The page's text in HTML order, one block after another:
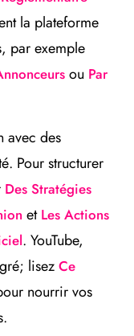
la plateforme
par exemple
ou Par
avec des
Pour structurer
Des Stratégies
et Les Actions
. YouTube,
lisez Ce
nourrir vos